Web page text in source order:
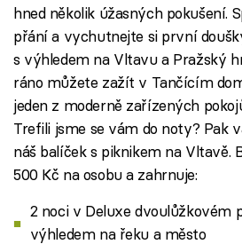
hned několik úžasných pokušení.
přání a vychutnejte si první
s výhledem na Vltavu a Pražský
ráno můžete zažít v Tančícím
jeden z moderně zařízených
Trefili jsme se vám do noty? Pak
náš balíček s piknikem na Vltavě.
500 Kč na osobu a zahrnuje:
2 noci v Deluxe dvoulůžkovém
výhledem na řeku a město